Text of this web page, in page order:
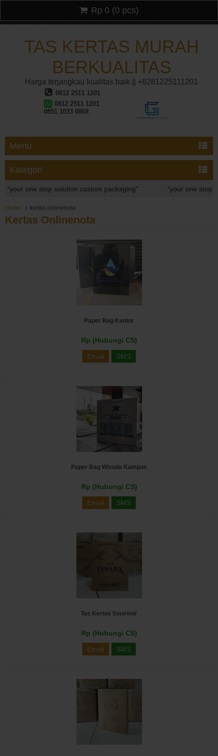
TAS KERTAS MURAH
BERKUALITAS
Harga terjangkau kualitas baik || +6281225111201
0812 2511 1201
0812 2511 1201
0851 1033 0868
Menu
Kategori
Rp 0 (0 pcs)
one stop solution custom packaging" "your one stop
one stop solution custom packaging"
Home kertas onlinenota
Kertas Onlinenota
Paper Bag Kantor
Rp (Hubungi CS)
Email SMS
Paper Bag Wisuda Kampus
Rp (Hubungi CS)
Email SMS
Tas Kertas Souvenir
Rp (Hubungi CS)
Email SMS